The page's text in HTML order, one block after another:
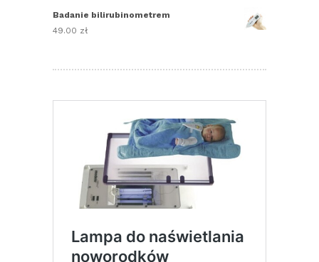
329.00 zł
Badanie bilirubinometrem
49.00 zł